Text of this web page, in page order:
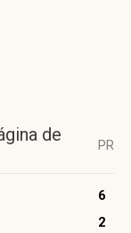
de
PR
6
2